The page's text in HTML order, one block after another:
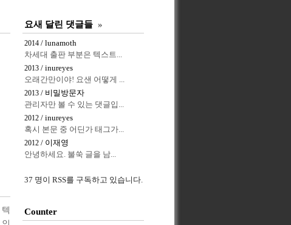
요새 달린 댓글들 »
2014 / lunamoth
차세대 출판 부분은 텍스트...
2013 / inureyes
오래간만이야! 요샌 어떻게 ...
2013 / 비밀방문자
관리자만 볼 수 있는 댓글입...
2012 / inureyes
혹시 본문 중 어딘가 태그가...
2012 / 이재영
안녕하세요. 불쑥 글을 남...
텍
37 명이 RSS를 구독하고 있습니다.
Counter